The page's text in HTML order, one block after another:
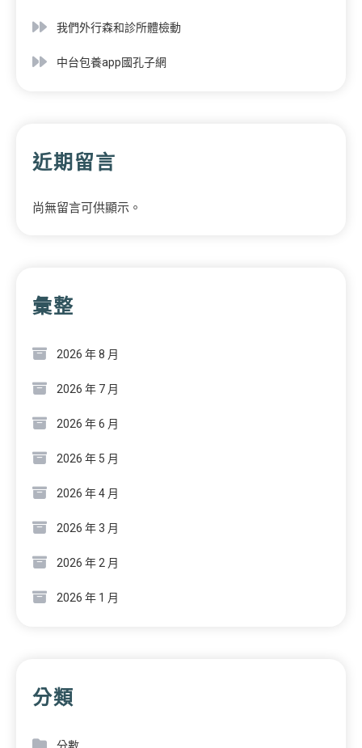
我們外行森和診所體檢動
中台包養app國孔子網
近期留言
尚無留言可供顯示。
彙整
2026 年 8 月
2026 年 7 月
2026 年 6 月
2026 年 5 月
2026 年 4 月
2026 年 3 月
2026 年 2 月
2026 年 1 月
分類
分數